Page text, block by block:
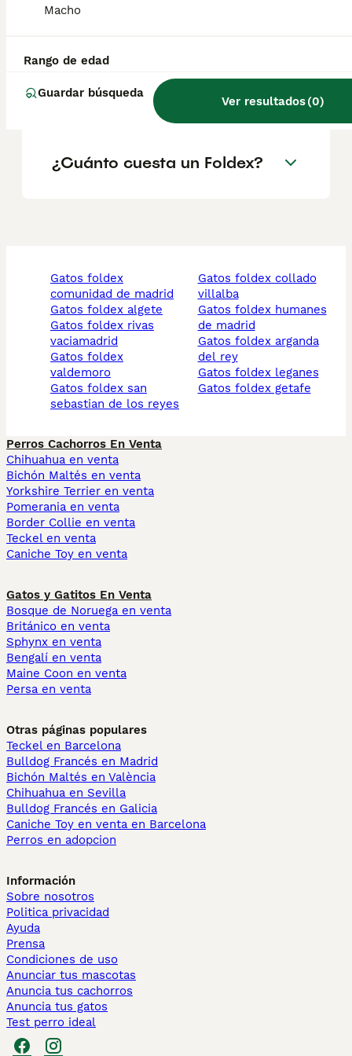
Macho
Rango de edad
Guardar búsqueda
Ver resultados(0)
¿Qué características tiene la
raza de gato Foldex?
¿Cuánto cuesta un Foldex?
gatos foldex
comunidad de madrid
gatos foldex algete
gatos foldex rivas
vaciamadrid
gatos foldex
valdemoro
gatos foldex san
sebastian de los reyes
gatos foldex collado
villalba
gatos foldex humanes
de madrid
gatos foldex arganda
del rey
gatos foldex leganes
gatos foldex getafe
Perros Cachorros En Venta
Chihuahua en venta
Bichón Maltés en venta
Yorkshire Terrier en venta
Pomerania en venta
Border Collie en venta
Teckel en venta
Caniche Toy en venta
Gatos y Gatitos En Venta
Bosque de Noruega en venta
Británico en venta
Sphynx en venta
Bengalí en venta
Maine Coon en venta
Persa en venta
Otras páginas populares
Teckel en Barcelona
Bulldog Francés en Madrid
Bichón Maltés en València
Chihuahua en Sevilla
Bulldog Francés en Galicia
Caniche Toy en venta en Barcelona
Perros en adopcion
Información
Sobre nosotros
Politica privacidad
Ayuda
Prensa
Condiciones de uso
Anunciar tus mascotas
Anuncia tus cachorros
Anuncia tus gatos
Test perro ideal